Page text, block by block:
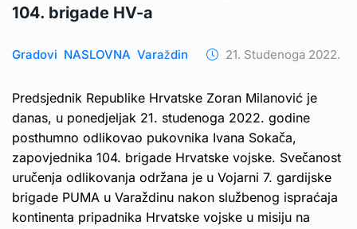
104. brigade HV-a
Gradovi NASLOVNA Varaždin 21. Studenoga 2022.
Predsjednik Republike Hrvatske Zoran Milanović je
danas, u ponedjeljak 21. studenoga 2022. godine
posthumno odlikovao pukovnika Ivana Sokača,
zapovjednika 104. brigade Hrvatske vojske. Svečanost
uručenja odlikovanja održana je u Vojarni 7. gardijske
brigade PUMA u Varaždinu nakon službenog ispraćaja
kontinenta pripadnika Hrvatske vojske u misiju na